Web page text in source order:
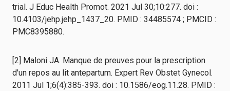
trial. J Educ Health Promot. 2021 Jul 30;10:277. doi :
10.4103/jehp.jehp_1437_20. PMID : 34485574 ; PMCID :
PMC8395880.
[2] Maloni JA. Manque de preuves pour la prescription
d'un repos au lit antepartum. Expert Rev Obstet Gynecol.
2011 Jul 1;6(4):385-393. doi : 10.1586/eog.11.28. PMID :